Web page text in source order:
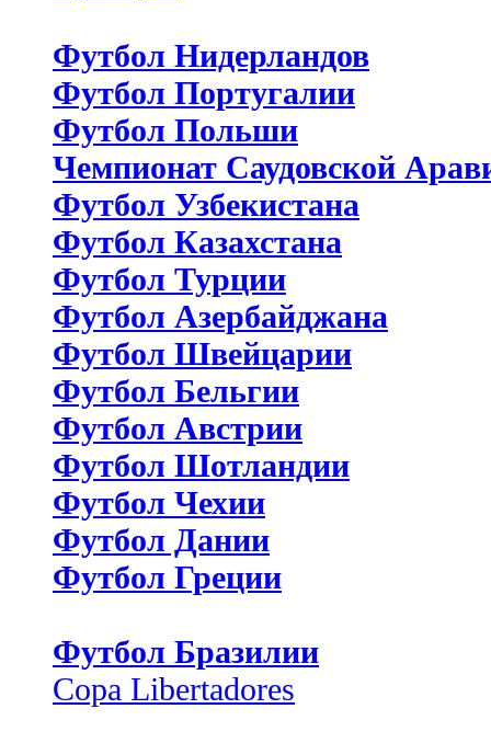
Футбол Нидерландов
Футбол Португалии
Футбол Польши
Чемпионат Саудовской
Футбол Узбекистана
Футбол Казахстана
Футбол Турции
Футбол Азербайджана
Футбол Швейцарии
Футбол Бельгии
Футбол Австрии
Футбол Шотландии
Футбол Чехии
Футбол Дании
Футбол Греции
Футбол Бразилии
Copa Libertadores